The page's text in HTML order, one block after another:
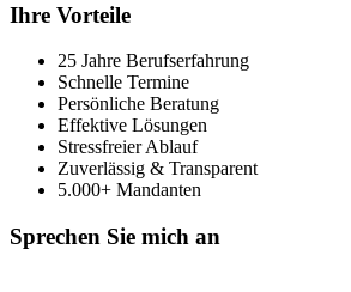
Ihre Vorteile
25 Jahre Berufserfahrung
Schnelle Termine
Persönliche Beratung
Effektive Lösungen
Stressfreier Ablauf
Zuverlässig & Transparent
5.000+ Mandanten
Sprechen Sie mich an